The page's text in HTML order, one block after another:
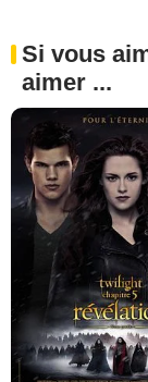
Si vous
aimer ...